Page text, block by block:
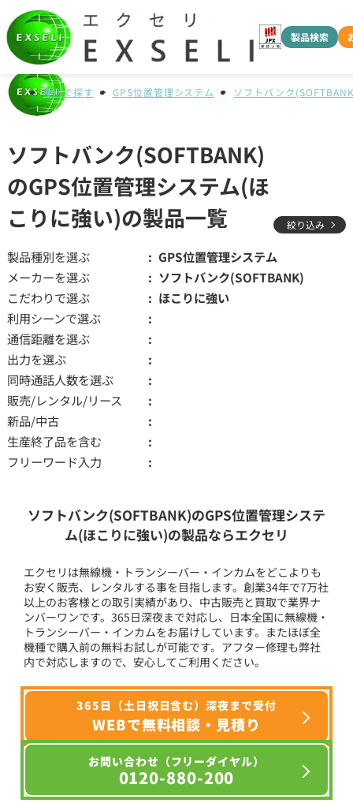
製品検索
種別で探す GPS位置管理システム ソフトバンク
ソフトバンク(SOFTBANK)
のGPS位置管理システム(ほ
こりに強い)の製品一覧
絞り込み
製品種別を選ぶ
GPS位置管理システム
メーカーを選ぶ
ソフトバンク(SOFTBANK)
こだわりで選ぶ
ほこりに強い
利用シーンで選ぶ
通信距離を選ぶ
出力を選ぶ
同時通話人数を選ぶ
販売/レンタル/リース
新品/中古
生産終了品を含む
フリーワード入力
ソフトバンク(SOFTBANK)のGPS位置管理システ
ム(ほこりに強い)の製品ならエクセリ
エクセリは無線機・トランシーバー・インカムをどこよりも
お安く販売、レンタルする事を目指します。創業34年で7万社
以上のお客様との取引実績があり、中古販売と買取で業界ナ
ンバーワンです。365日深夜まで対応し、日本全国に無線機・
トランシーバー・インカムをお届けしています。またほぼ全
機種で購入前の無料お試しが可能です。アフター修理も弊社
内で対応しますので、安心してご利用ください。
365日（土日祝日含む）深夜まで受付
WEBで無料相談・見積り
お問い合わせ（フリーダイヤル）
0120-880-200